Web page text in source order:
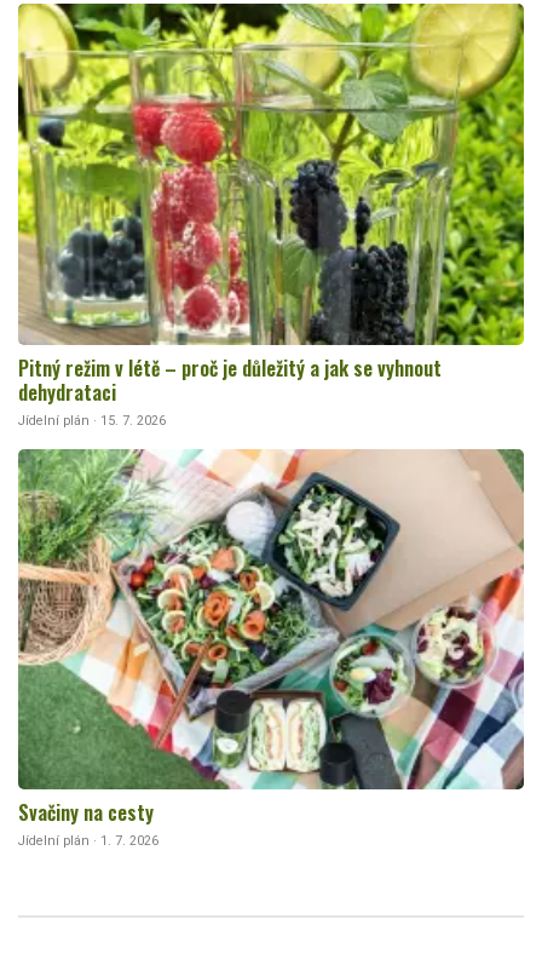
Pitný režim v létě – proč je důležitý a jak se vyhnout
dehydrataci
Jídelní plán · 15. 7. 2026
Svačiny na cesty
Jídelní plán · 1. 7. 2026